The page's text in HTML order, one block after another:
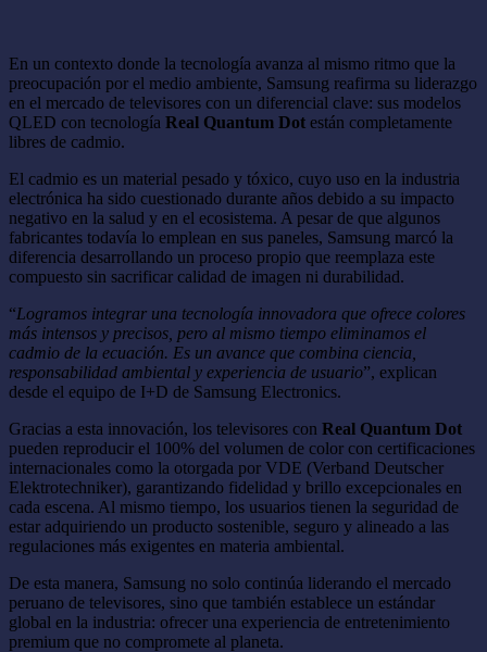
En un contexto donde la tecnología avanza al mismo ritmo que la
preocupación por el medio ambiente, Samsung reafirma su liderazgo
en el mercado de televisores con un diferencial clave: sus modelos
QLED con tecnología Real Quantum Dot están completamente
libres de cadmio.
El cadmio es un material pesado y tóxico, cuyo uso en la industria
electrónica ha sido cuestionado durante años debido a su impacto
negativo en la salud y en el ecosistema. A pesar de que algunos
fabricantes todavía lo emplean en sus paneles, Samsung marcó la
diferencia desarrollando un proceso propio que reemplaza este
compuesto sin sacrificar calidad de imagen ni durabilidad.
“Logramos integrar una tecnología innovadora que ofrece colores
más intensos y precisos, pero al mismo tiempo eliminamos el
cadmio de la ecuación. Es un avance que combina ciencia,
responsabilidad ambiental y experiencia de usuario”, explican
desde el equipo de I+D de Samsung Electronics.
Gracias a esta innovación, los televisores con Real Quantum Dot
pueden reproducir el 100% del volumen de color con certificaciones
internacionales como la otorgada por VDE (Verband Deutscher
Elektrotechniker), garantizando fidelidad y brillo excepcionales en
cada escena. Al mismo tiempo, los usuarios tienen la seguridad de
estar adquiriendo un producto sostenible, seguro y alineado a las
regulaciones más exigentes en materia ambiental.
De esta manera, Samsung no solo continúa liderando el mercado
peruano de televisores, sino que también establece un estándar
global en la industria: ofrecer una experiencia de entretenimiento
premium que no compromete al planeta.